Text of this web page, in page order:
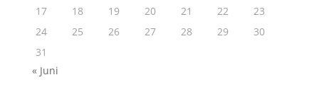
17
18 19 20 21 22
23
24
25 26 27 28 29
30
31
« Juni